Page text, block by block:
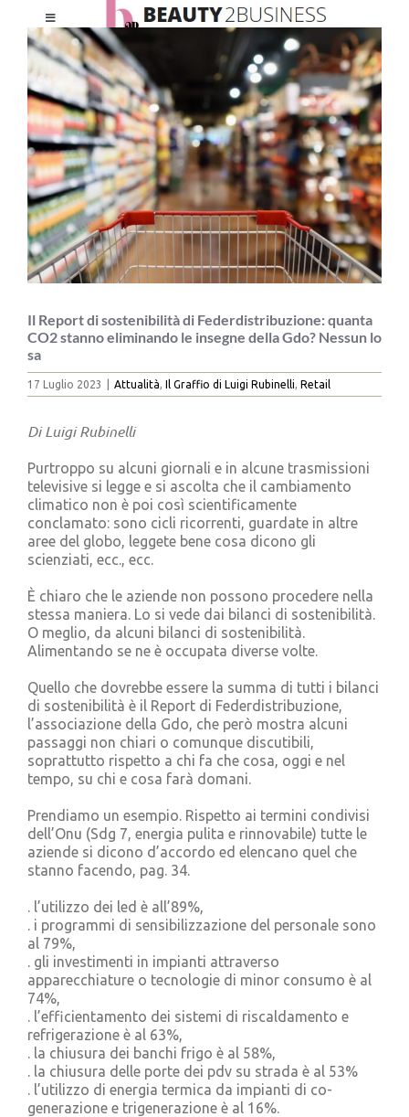
contenuto
Toggle
Navigation
HOME
CHI SIAMO
LE RIVISTE
NEWSLETTER
CATEGORIE
CONTATTI
Cerca
per:
Ingrandisci
immagine
Il Report di sostenibilità di Federdistribuzione: quanta
CO2 stanno eliminando le insegne della Gdo? Nessun lo
sa
17 Luglio 2023 Attualità, Il Graffio di Luigi Rubinelli, Retail
Di Luigi Rubinelli
Purtroppo su alcuni giornali e in alcune trasmissioni
televisive si legge e si ascolta che il cambiamento
climatico non è poi così scientificamente
conclamato: sono cicli ricorrenti, guardate in altre
aree del globo, leggete bene cosa dicono gli
scienziati, ecc., ecc.
È chiaro che le aziende non possono procedere nella
stessa maniera. Lo si vede dai bilanci di sostenibilità.
O meglio, da alcuni bilanci di sostenibilità.
Alimentando se ne è occupata diverse volte.
Quello che dovrebbe essere la summa di tutti i bilanci
di sostenibilità è il Report di Federdistribuzione,
l’associazione della Gdo, che però mostra alcuni
passaggi non chiari o comunque discutibili,
soprattutto rispetto a chi fa che cosa, oggi e nel
tempo, su chi e cosa farà domani.
Prendiamo un esempio. Rispetto ai termini condivisi
dell’Onu (Sdg 7, energia pulita e rinnovabile) tutte le
aziende si dicono d’accordo ed elencano quel che
stanno facendo, pag. 34.
. l’utilizzo dei led è all’89%,
. i programmi di sensibilizzazione del personale sono
al 79%,
. gli investimenti in impianti attraverso
apparecchiature o tecnologie di minor consumo è al
74%,
. l’efficientamento dei sistemi di riscaldamento e
refrigerazione è al 63%,
. la chiusura dei banchi frigo è al 58%,
. la chiusura delle porte dei pdv su strada è al 53%
. l’utilizzo di energia termica da impianti di co-
generazione e trigenerazione è al 16%.